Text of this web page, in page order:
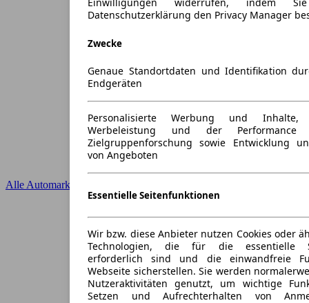
Einwilligungen widerrufen, indem
Datenschutzerklärung den Privacy Manager
Zwecke
Genaue Standortdaten und Identifikation
Endgeräten
Personalisierte Werbung und Inhalte,
Werbeleistung und der
Zielgruppenforschung sowie Entwicklung
von Angeboten
Essentielle Seitenfunktionen
Wir bzw. diese Anbieter nutzen Cookies oder
Technologien, die für die essentielle
erforderlich sind und die einwandfreie
Webseite sicherstellen. Sie werden
Nutzeraktivitäten genutzt, um wichtige
Setzen und Aufrechterhalten von
Alle Automarken